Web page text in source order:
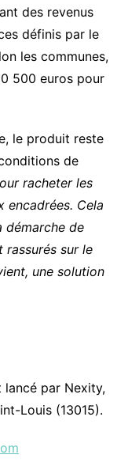
des revenus
définis par le
les communes,
500 euros pour
le produit reste
de
racheter les
encadrées. Cela
démarche de
sur le
une solution
lancé par Nexity,
Louis (13015).